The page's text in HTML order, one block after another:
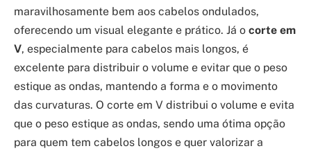
maravilhosamente bem aos cabelos ondulados,
oferecendo um visual elegante e prático. Já o corte em
V, especialmente para cabelos mais longos, é
excelente para distribuir o volume e evitar que o peso
estique as ondas, mantendo a forma e o movimento
das curvaturas. O corte em V distribui o volume e evita
que o peso estique as ondas, sendo uma ótima opção
para quem tem cabelos longos e quer valorizar a